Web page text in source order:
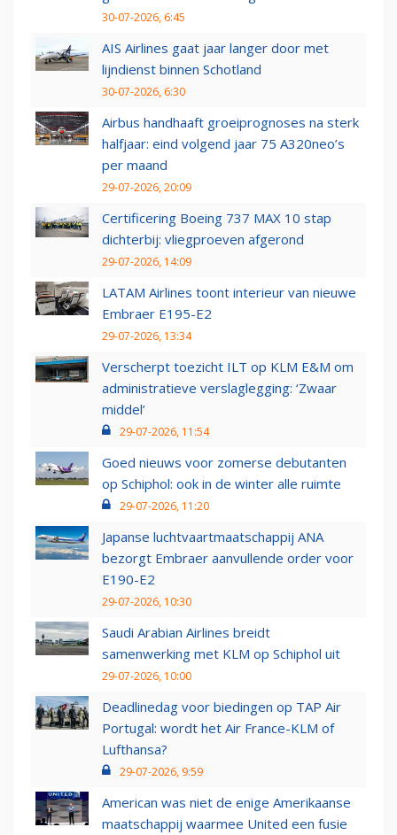
30-07-2026, 6:45
AIS Airlines gaat jaar langer door met
lijndienst binnen Schotland
30-07-2026, 6:30
Airbus handhaaft groeiprognoses na sterk
halfjaar: eind volgend jaar 75 A320neo’s
per maand
29-07-2026, 20:09
Certificering Boeing 737 MAX 10 stap
dichterbij: vliegproeven afgerond
29-07-2026, 14:09
LATAM Airlines toont interieur van nieuwe
Embraer E195-E2
29-07-2026, 13:34
Verscherpt toezicht ILT op KLM E&M om
administratieve verslaglegging: ‘Zwaar
middel’
29-07-2026, 11:54
Goed nieuws voor zomerse debutanten
op Schiphol: ook in de winter alle ruimte
29-07-2026, 11:20
Japanse luchtvaartmaatschappij ANA
bezorgt Embraer aanvullende order voor
E190-E2
29-07-2026, 10:30
Saudi Arabian Airlines breidt
samenwerking met KLM op Schiphol uit
29-07-2026, 10:00
Deadlinedag voor biedingen op TAP Air
Portugal: wordt het Air France-KLM of
Lufthansa?
29-07-2026, 9:59
American was niet de enige Amerikaanse
maatschappij waarmee United een fusie